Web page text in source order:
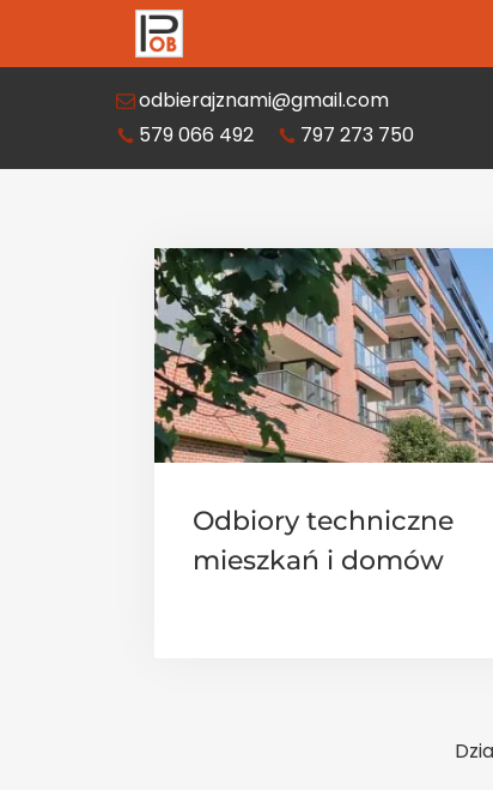
odbierajznami@gmail.com
579 066 492
797 273 750
Odbiory techniczne
mieszkań i domów